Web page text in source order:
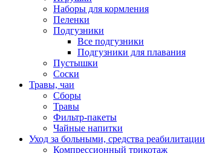
Наборы для кормления
Пеленки
Подгузники
Все подгузники
Подгузники для плавания
Пустышки
Соски
Травы, чаи
Сборы
Травы
Фильтр-пакеты
Чайные напитки
Уход за больными, средства реабилитации
Компрессионный трикотаж